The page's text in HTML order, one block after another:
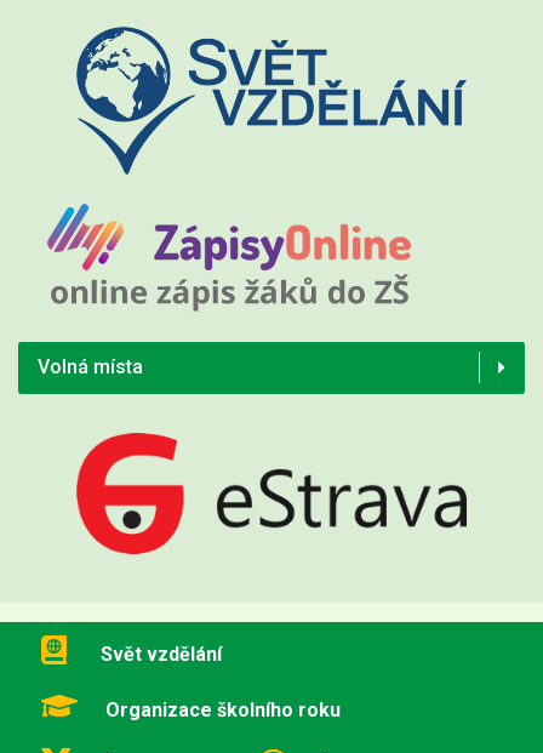
Volná místa
Svět vzdělání
Organizace školního roku